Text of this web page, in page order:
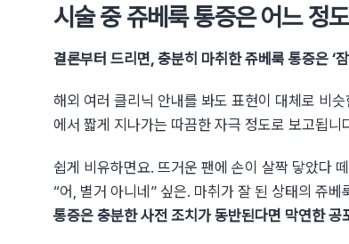
시술 중 쥬베룩 통증은 어느 정
결론부터 드리면, 충분히 마취한 쥬베룩 통증은 ‘
해외 여러 클리닉 안내를 봐도 표현이 대체로 비
에서 짧게 지나가는 따끔한 자극 정도로 보고됩니
쉽게 비유하면요. 뜨거운 팬에 손이 살짝 닿았다
“어, 별거 아니네” 싶은. 마취가 잘 된 상태의 쥬베
통증은 충분한 사전 조치가 동반된다면 막연한 공